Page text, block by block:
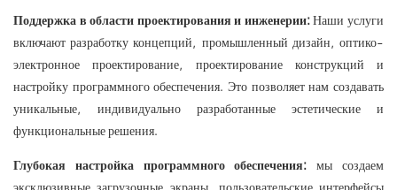
Поддержка в области проектирования и инженерии:Наши услуги
включают разработку концепций, промышленный дизайн, оптико-
электронное проектирование, проектирование конструкций и
настройку программного обеспечения. Это позволяет нам создавать
уникальные, индивидуально разработанные эстетические и
функциональные решения.
Глубокая настройка программного обеспечения: мы создаем
эксклюзивные загрузочные экраны, пользовательские интерфейсы